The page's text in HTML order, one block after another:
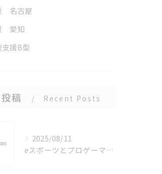
名古屋
愛知
援B型
稿 Recent Posts
2025/08/11
eスポーツとプロゲーマーを六番町駅で目指すための実践ガイド